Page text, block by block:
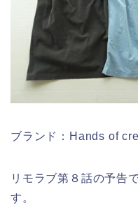
ブランド：Hands of
リモラブ第８話の予告
す。